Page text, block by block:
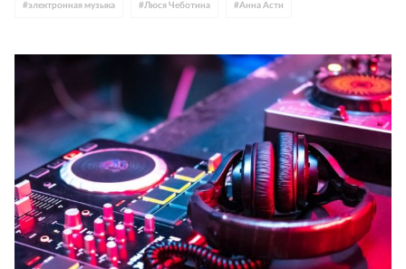
#электронная музыка #Люся Чеботина #Анна Асти
Слово пацана